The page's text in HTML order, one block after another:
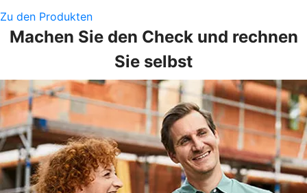
Zu den Produkten
Machen Sie den Check und rechnen
Sie selbst